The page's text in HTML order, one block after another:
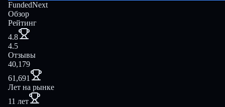
FundedNext
Обзор
Рейтинг
4.8
4.5
Отзывы
40,179
61,691
Лет на рынке
11 лет